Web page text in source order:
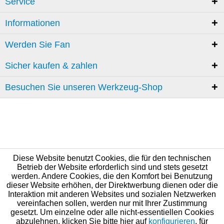
Informationen
Werden Sie Fan
Sicher kaufen & zahlen
Besuchen Sie unseren Werkzeug-Shop
Diese Website benutzt Cookies, die für den technischen
Betrieb der Website erforderlich sind und stets gesetzt
werden. Andere Cookies, die den Komfort bei Benutzung
dieser Website erhöhen, der Direktwerbung dienen oder die
Interaktion mit anderen Websites und sozialen Netzwerken
vereinfachen sollen, werden nur mit Ihrer Zustimmung
gesetzt. Um einzelne oder alle nicht-essentiellen Cookies
abzulehnen, klicken Sie bitte hier auf konfigurieren, für